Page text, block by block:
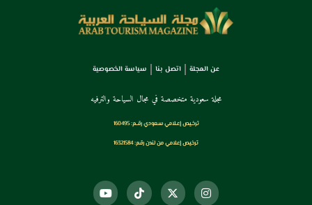
عن المجلة اتصل بنا سياسة الخصوصية
مجلة سعودية متخصصة في مجال السياحة والترفيه
ترخـيص إعـلامي سـعودي رقــم: 160495
ترخيص إعلامي من لندن رقم: 16321584